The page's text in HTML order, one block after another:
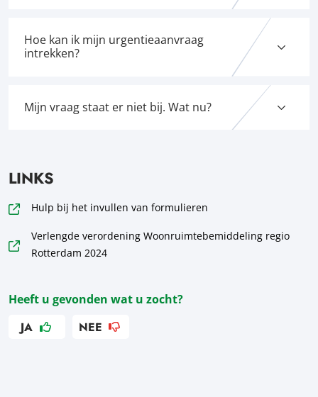
Hoe kan ik mijn urgentieaanvraag
intrekken?
Mijn vraag staat er niet bij. Wat nu?
LINKS
Hulp bij het invullen van formulieren
Verlengde verordening Woonruimtebemiddeling regio
Rotterdam 2024
Heeft u gevonden wat u zocht?
JA NEE